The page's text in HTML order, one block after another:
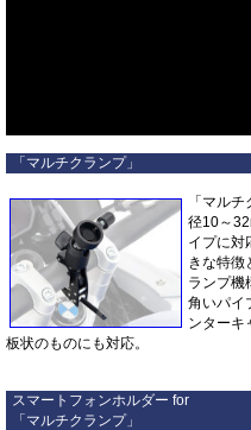
「マルチクランプ」
「マル
径10～
イプに対
きな特徴
ランプ機
角いパイ
ンターキ
板状のものにも対応。
スマートフォンホルダー for
「マルチクランプ」